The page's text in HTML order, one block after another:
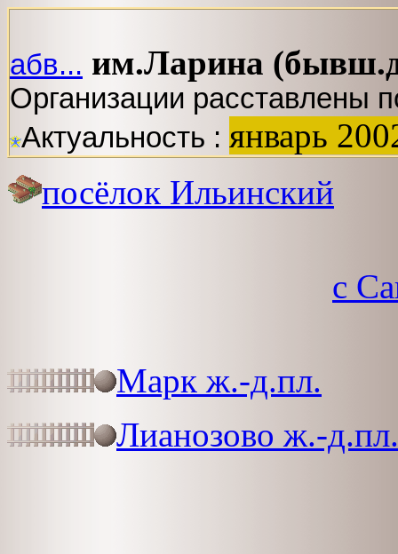
абв... им.Ларина
Организации расставлены
Актуальность : январь
посёлок Ильинский
с
Марк ж.-д.пл.
Лианозово ж.-д.пл.